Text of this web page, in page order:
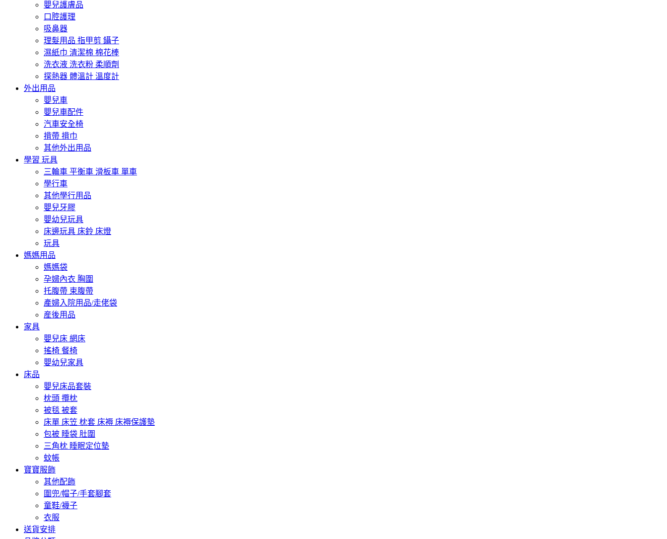
嬰兒護膚品
口腔護理
吸鼻器
理髮用品 指甲剪 鑷子
濕紙巾 清潔棉 棉花棒
洗衣液 洗衣粉 柔順劑
探熱器 體溫計 溫度計
外出用品
嬰兒車
嬰兒車配件
汽車安全椅
揹帶 揹巾
其他外出用品
學習 玩具
三輪車 平衡車 滑板車 單車
學行車
其他學行用品
嬰兒牙膠
嬰幼兒玩具
床邊玩具 床鈴 床燈
玩具
媽媽用品
媽媽袋
孕婦內衣 胸圍
托腹帶 束腹帶
產婦入院用品/走佬袋
産後用品
家具
嬰兒床 網床
搖椅 餐椅
嬰幼兒家具
床品
嬰兒床品套裝
枕頭 攬枕
被毯 被套
床單 床笠 枕套 床褥 床褥保護墊
包被 睡袋 肚圍
三角枕 睡眠定位墊
蚊帳
寶寶服飾
其他配飾
圍兜/帽子/手套腳套
童鞋/襪子
衣服
送貨安排